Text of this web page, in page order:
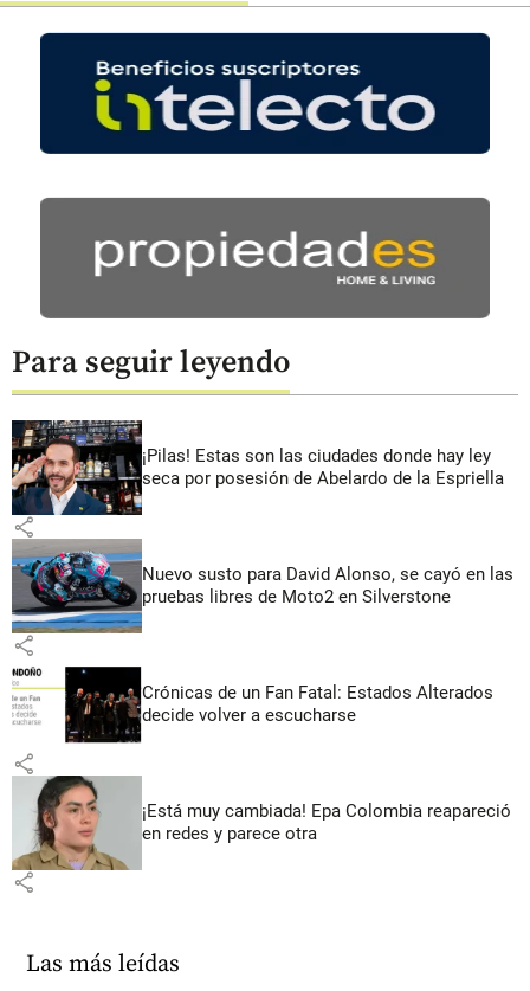
Para seguir leyendo
¡Pilas! Estas son las ciudades donde hay ley
seca por posesión de Abelardo de la Espriella
share
Nuevo susto para David Alonso, se cayó en las
pruebas libres de Moto2 en Silverstone
share
Crónicas de un Fan Fatal: Estados Alterados
decide volver a escucharse
share
¡Está muy cambiada! Epa Colombia reapareció
en redes y parece otra
share
Las más leídas